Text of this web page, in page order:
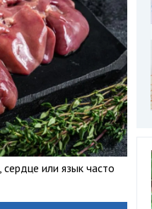
или язык часто